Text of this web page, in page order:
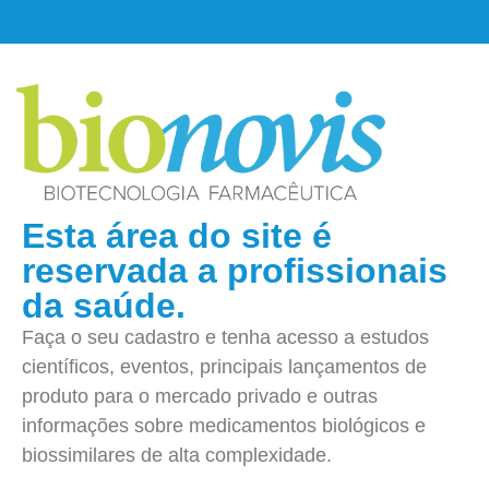
Esta área do site é
reservada a profissionais
da saúde.
Faça o seu cadastro e tenha acesso a estudos
científicos, eventos, principais lançamentos de
produto para o mercado privado e outras
informações sobre medicamentos biológicos e
biossimilares de alta complexidade.